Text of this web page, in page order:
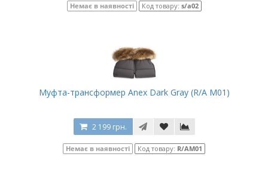
Немає в наявності Код товару: s/a02
Муфта-трансформер Anex Dark Gray (R/A M01)
2 199 грн.
Немає в наявності Код товару: R/AM01